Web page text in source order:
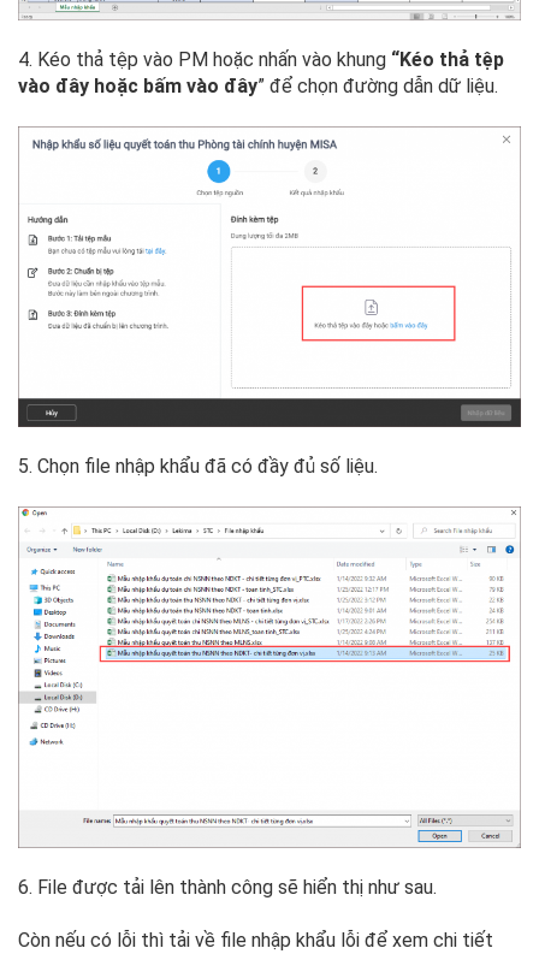
4. Kéo thả tệp vào PM hoặc nhấn vào khung “Kéo thả tệp
vào đây hoặc bấm vào đây” để chọn đường dẫn dữ liệu.
5. Chọn file nhập khẩu đã có đầy đủ số liệu.
6. File được tải lên thành công sẽ hiển thị như sau.
Còn nếu có lỗi thì tải về file nhập khẩu lỗi để xem chi tiết